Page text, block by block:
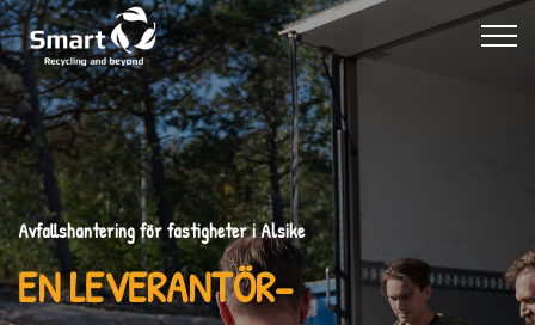
Avfallshantering för fastigheter i Alsike
EN LEVERANTÖR–